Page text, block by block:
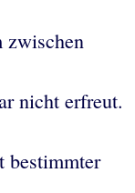
zwischen
nicht erfreut.
bestimmter